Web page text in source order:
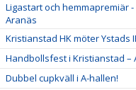
Ligastart och hemmapremiär
Aranäs
Kristianstad HK möter Ystads
Handbollsfest i Kristianstad –
Dubbel cupkväll i A-hallen!